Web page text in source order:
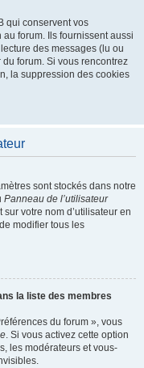
qui conservent vos
forum. Ils fournissent aussi
des messages (lu ou
forum. Si vous rencontrez
la suppression des cookies
sont stockés dans notre
Panneau de l’utilisateur
votre nom d’utilisateur en
modifier tous les
la liste des membres
du forum », vous
. Si vous activez cette option
les modérateurs et vous-